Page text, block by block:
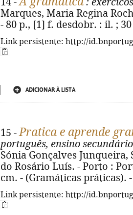
Marques, Maria Regina
- 80 p., [1] f. desdobr. : il. ;
Link persistente: http://
ADICIONAR À LISTA
15 -Pratica e aprende
português, ensino secundário
Sónia Gonçalves
do Rosário Luís. - Porto :
cm. - (Gramáticas práticas). -
Link persistente: http://